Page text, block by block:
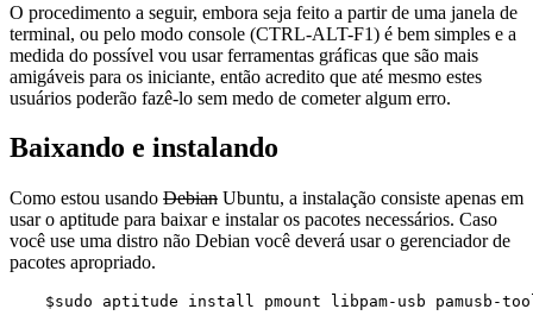
O procedimento a seguir, embora seja feito a partir de uma janela de
terminal, ou pelo modo console (CTRL-ALT-F1) é bem simples e a
medida do possível vou usar ferramentas gráficas que são mais
amigáveis para os iniciante, então acredito que até mesmo estes
usuários poderão fazê-lo sem medo de cometer algum erro.
Baixando e instalando
Como estou usando Debian Ubuntu, a instalação consiste apenas em
usar o aptitude para baixar e instalar os pacotes necessários. Caso
você use uma distro não Debian você deverá usar o gerenciador de
pacotes apropriado.
$sudo aptitude install pmount libpam-usb pamusb-